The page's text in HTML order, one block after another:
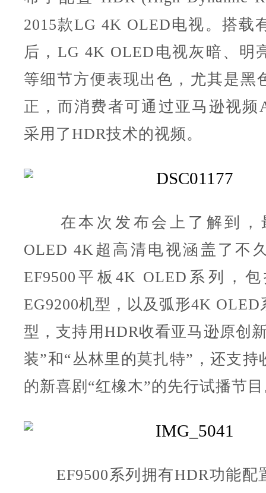
2015款LG 4K OLED电视。搭载
后，LG 4K OLED电视灰暗、明
等细节方便表现出色，尤其是黑
正，而消费者可通过亚马逊视频
采用了HDR技术的视频。
在本次发布会上了解到，
OLED 4K超高清电视涵盖了不
EF9500平板4K OLED系列，包
EG9200机型，以及弧形4K
型，支持用HDR收看亚马逊原创
装”和“丛林里的莫扎特”，还支持
的新喜剧“红橡木”的先行试播节
EF9500系列拥有HDR功能配